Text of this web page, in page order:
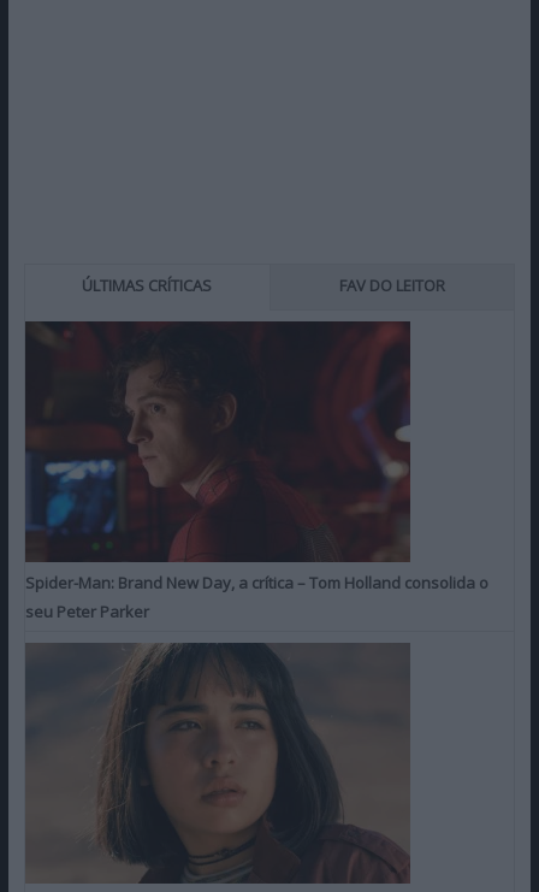
ÚLTIMAS CRÍTICAS FAV DO LEITOR
Spider-Man: Brand New Day, a crítica – Tom Holland consolida o
seu Peter Parker